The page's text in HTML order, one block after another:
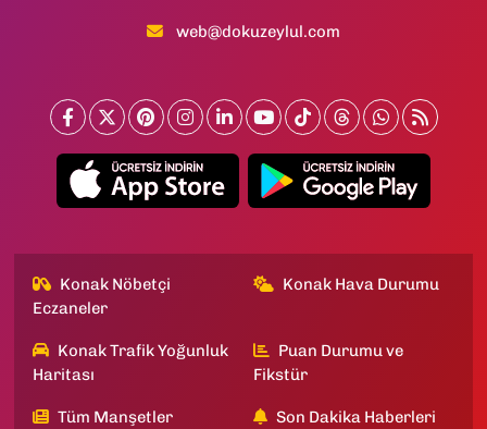
web@dokuzeylul.com
Konak Nöbetçi
Eczaneler
Konak Hava Durumu
Konak Trafik Yoğunluk
Haritası
Puan Durumu ve
Fikstür
Tüm Manşetler Son Dakika Haberleri